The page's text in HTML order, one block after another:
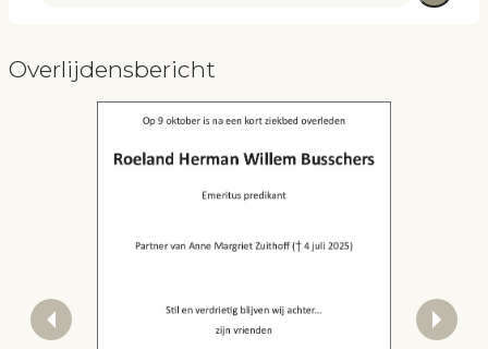
Overlijdensbericht